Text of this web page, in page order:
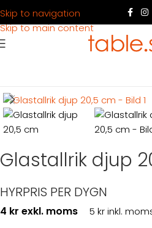
Skip to navigation
Skip to main content
Dukning Porslin
Glastallrik djup
HYRPRIS PER DYGN
4 kr exkl. moms 5 kr inkl.